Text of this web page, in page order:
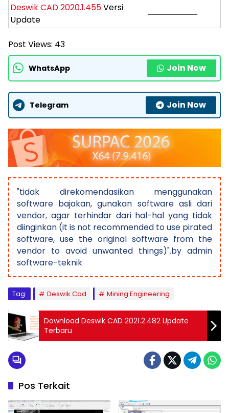
Deswik CAD 2020.1.455Versi
Update
——————
Post Views: 43
WhatsApp Join Now
Telegram Join Now
"tidak direkomendasikan menggunakan
software bajakan, gunakan software asli dari
vendor, agar terhindar dari hal-hal yang tidak
diinginkan (it is not recommended to use pirated
software, use the original software from the
vendor to avoid unwanted things)".by admin
software-teknik
Tag: Deswik Cad Mining Engineering
Download Deswik CAD 2021.2.482 Update
Terbaru
Pos Terkait